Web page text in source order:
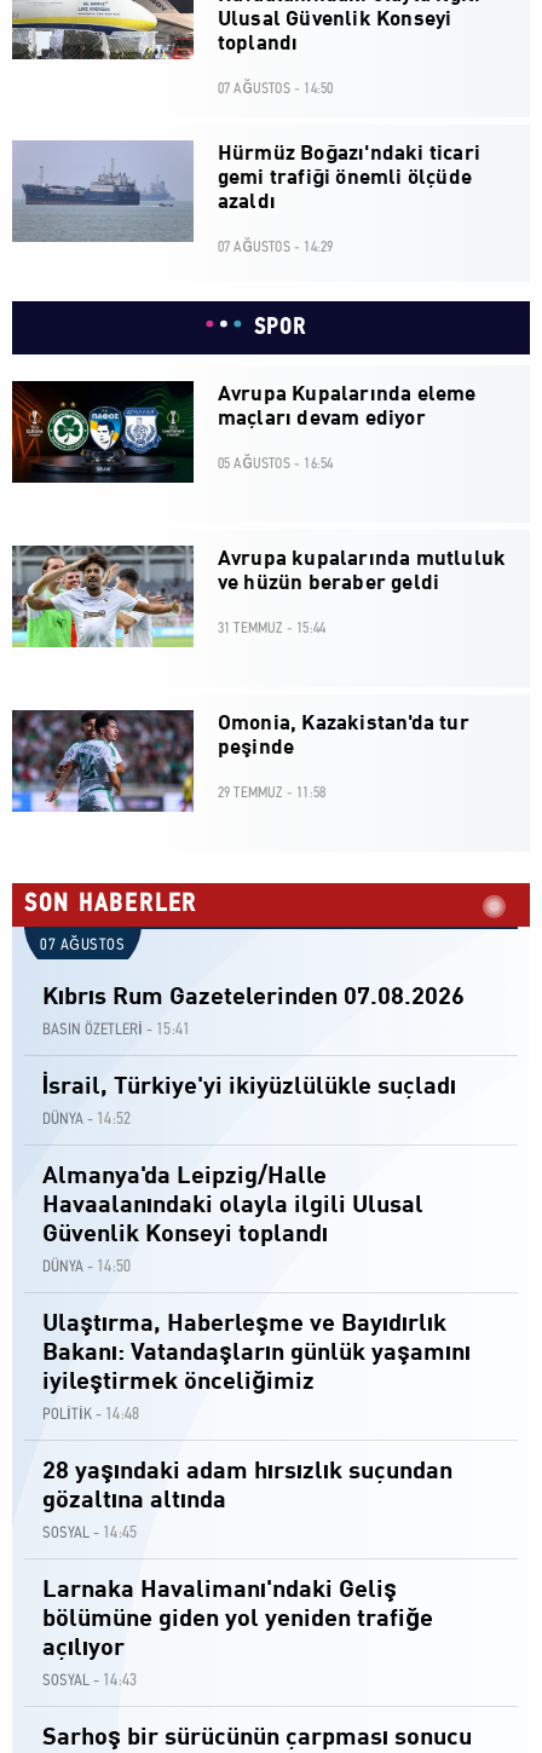
Ulusal Güvenlik Konseyi
toplandı
07 AĞUSTOS - 14:50
Hürmüz Boğazı'ndaki ticari
gemi trafiği önemli ölçüde
azaldı
07 AĞUSTOS - 14:29
SPOR
Avrupa Kupalarında eleme
maçları devam ediyor
05 AĞUSTOS - 16:54
Avrupa kupalarında mutluluk
ve hüzün beraber geldi
31 TEMMUZ - 15:44
Omonia, Kazakistan'da tur
peşinde
29 TEMMUZ - 11:58
SON HABERLER
07 AĞUSTOS
Kıbrıs Rum Gazetelerinden 07.08.2026
BASIN ÖZETLERİ - 15:41
İsrail, Türkiye'yi ikiyüzlülükle suçladı
DÜNYA - 14:52
Almanya'da Leipzig/Halle
Havaalanındaki olayla ilgili Ulusal
Güvenlik Konseyi toplandı
DÜNYA - 14:50
Ulaştırma, Haberleşme ve Bayıdırlık
Bakanı: Vatandaşların günlük yaşamını
iyileştirmek önceliğimiz
POLİTİK - 14:48
28 yaşındaki adam hırsızlık suçundan
gözaltına altında
SOSYAL - 14:45
Larnaka Havalimanı'ndaki Geliş
bölümüne giden yol yeniden trafiğe
açılıyor
SOSYAL - 14:43
Sarhoş bir sürücünün çarpması sonucu